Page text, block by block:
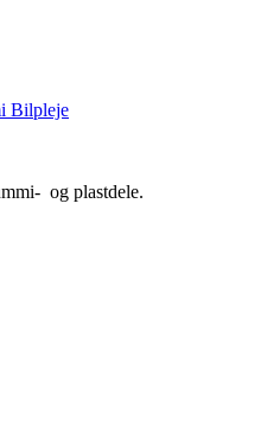
Bilpleje
og plastdele.